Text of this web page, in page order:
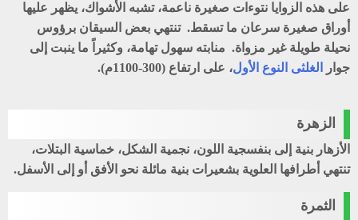
على هذه الزوايا نتوءات صغيرة ناعمة، تشبه الأشواك، يظهر عليها
أوراق صغيرة سرعان ما تسقط. تنتهي بعض السيقان برؤوس
نحيلة طويلة غير مزواة. منابته سهول تهامة، وكثيراً ما ينبت إلى
جوار
الغلثى النوع الأول، على ارتفاع (300-1100م).
الزهرة
الأزهار بنية إلى بنفسجية اللون، نجمية الشكل، خماسية البتلات،
تنتهي أطرافها العلوية بشعيرات بنية مائلة نحو الأفق أو إلى الأسفل.
الثمرة